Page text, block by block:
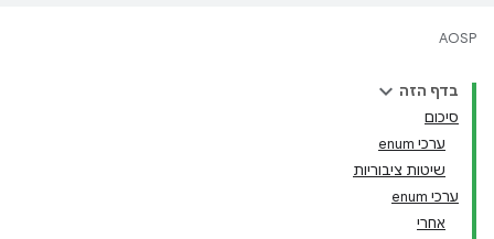
AOSP
בדף הזה
סיכום
ערכי enum
שיטות ציבוריות
ערכי enum
אחרי